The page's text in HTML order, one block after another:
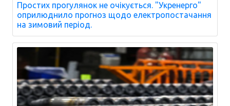
Простих прогулянок не очікується. "Укренерго"
оприлюднило прогноз щодо електропостачання
на зимовий період.